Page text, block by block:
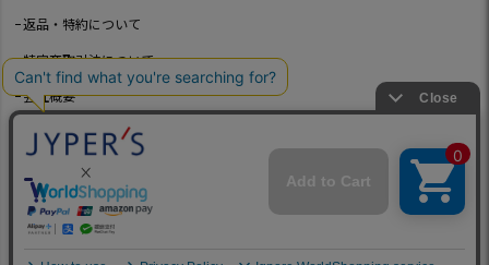
返品・特約について
特定商取引法について
会社概要
よくあるご質問
お問い合わせ
©2021 Jeep